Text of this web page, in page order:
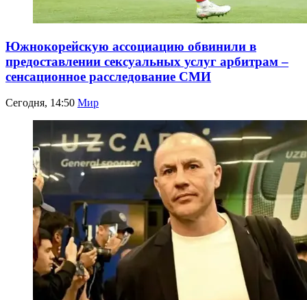
Южнокорейскую ассоциацию обвинили в
предоставлении сексуальных услуг арбитрам –
сенсационное расследование СМИ
Сегодня, 14:50 Мир